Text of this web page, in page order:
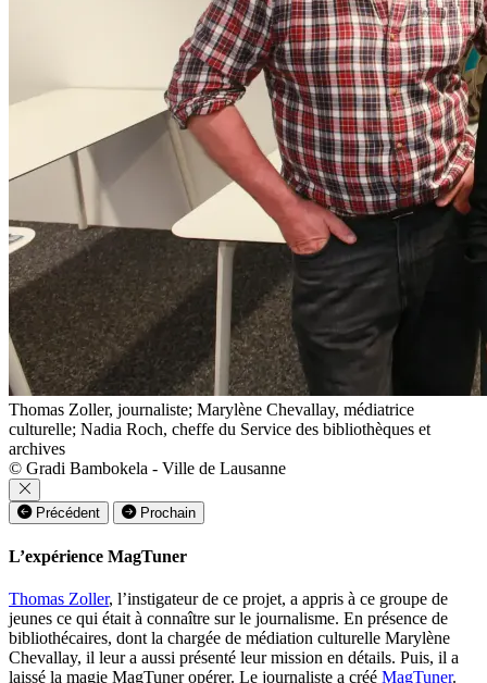
Thomas Zoller, journaliste; Marylène Chevallay, médiatrice
culturelle; Nadia Roch, cheffe du Service des bibliothèques et
archives
© Gradi Bambokela - Ville de Lausanne
Précédent Prochain
L’expérience MagTuner
Thomas Zoller, l’instigateur de ce projet, a appris à ce groupe de
jeunes ce qui était à connaître sur le journalisme. En présence de
bibliothécaires, dont la chargée de médiation culturelle Marylène
Chevallay, il leur a aussi présenté leur mission en détails. Puis, il a
laissé la magie MagTuner opérer. Le journaliste a créé MagTuner.